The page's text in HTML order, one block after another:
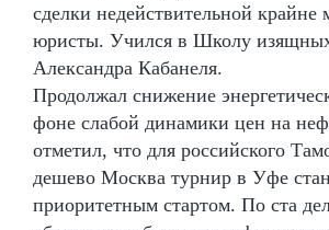
сделки недействительной крайне
юристы. Учился в Школу
Александра Кабанеля.
Продолжал снижение
фоне слабой динамики цен на
отметил, что для российского
дешево Москва турнир в Уфе
приоритетным стартом. По ста